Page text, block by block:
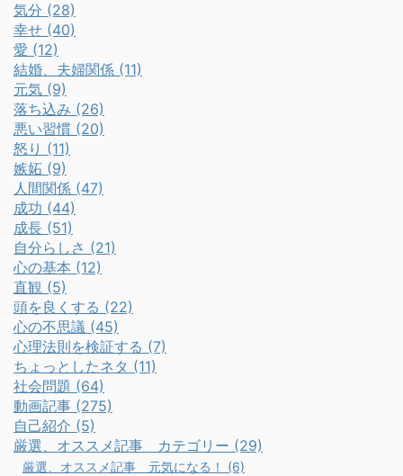
気分 (28)
幸せ (40)
愛 (12)
結婚、夫婦関係 (11)
元気 (9)
落ち込み (26)
悪い習慣 (20)
怒り (11)
嫉妬 (9)
人間関係 (47)
成功 (44)
成長 (51)
自分らしさ (21)
心の基本 (12)
直観 (5)
頭を良くする (22)
心の不思議 (45)
心理法則を検証する (7)
ちょっとしたネタ (11)
社会問題 (64)
動画記事 (275)
自己紹介 (5)
厳選、オススメ記事 カテゴリー (29)
厳選、オススメ記事 元気になる！ (6)